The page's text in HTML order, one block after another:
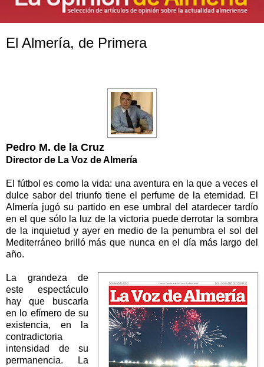
El Almería, de Primera
Pedro M. de la Cruz
Director de La Voz de Almería
El fútbol es como la vida: una aventura en la que a veces el
dulce sabor del triunfo tiene el perfume de la eternidad. El
Almería jugó su partido en ese umbral del atardecer tardío
en el que sólo la luz de la victoria puede derrotar la sombra
de la inquietud y ayer en medio de la penumbra el sol del
Mediterráneo brilló más que nunca en el día más largo del
año.
La grandeza de
este espectáculo
hay que buscarla
en lo efímero de su
existencia, en la
contradictoria
intensidad de su
permanencia. La